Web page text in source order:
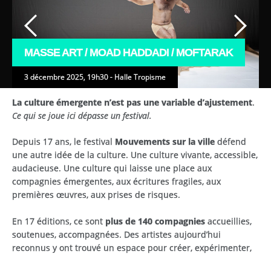
MASSE ART / MOAD HADDADI / MOFTARAK
3 décembre 2025, 19h30 - Halle Tropisme
La culture émergente n’est pas une variable d’ajustement.
Ce qui se joue ici dépasse un festival.
Depuis 17 ans, le festival Mouvements sur la ville défend
une autre idée de la culture. Une culture vivante, accessible,
audacieuse. Une culture qui laisse une place aux
compagnies émergentes, aux écritures fragiles, aux
premières œuvres, aux prises de risques.
En 17 éditions, ce sont plus de 140 compagnies accueillies,
soutenues, accompagnées. Des artistes aujourd’hui
reconnus y ont trouvé un espace pour créer, expérimenter,